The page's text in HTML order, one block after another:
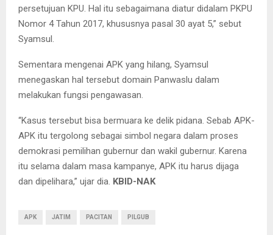
persetujuan KPU. Hal itu sebagaimana diatur didalam PKPU
Nomor 4 Tahun 2017, khususnya pasal 30 ayat 5,” sebut
Syamsul.
Sementara mengenai APK yang hilang, Syamsul
menegaskan hal tersebut domain Panwaslu dalam
melakukan fungsi pengawasan.
“Kasus tersebut bisa bermuara ke delik pidana. Sebab APK-
APK itu tergolong sebagai simbol negara dalam proses
demokrasi pemilihan gubernur dan wakil gubernur. Karena
itu selama dalam masa kampanye, APK itu harus dijaga
dan dipelihara,” ujar dia. KBID-NAK
APK JATIM PACITAN PILGUB